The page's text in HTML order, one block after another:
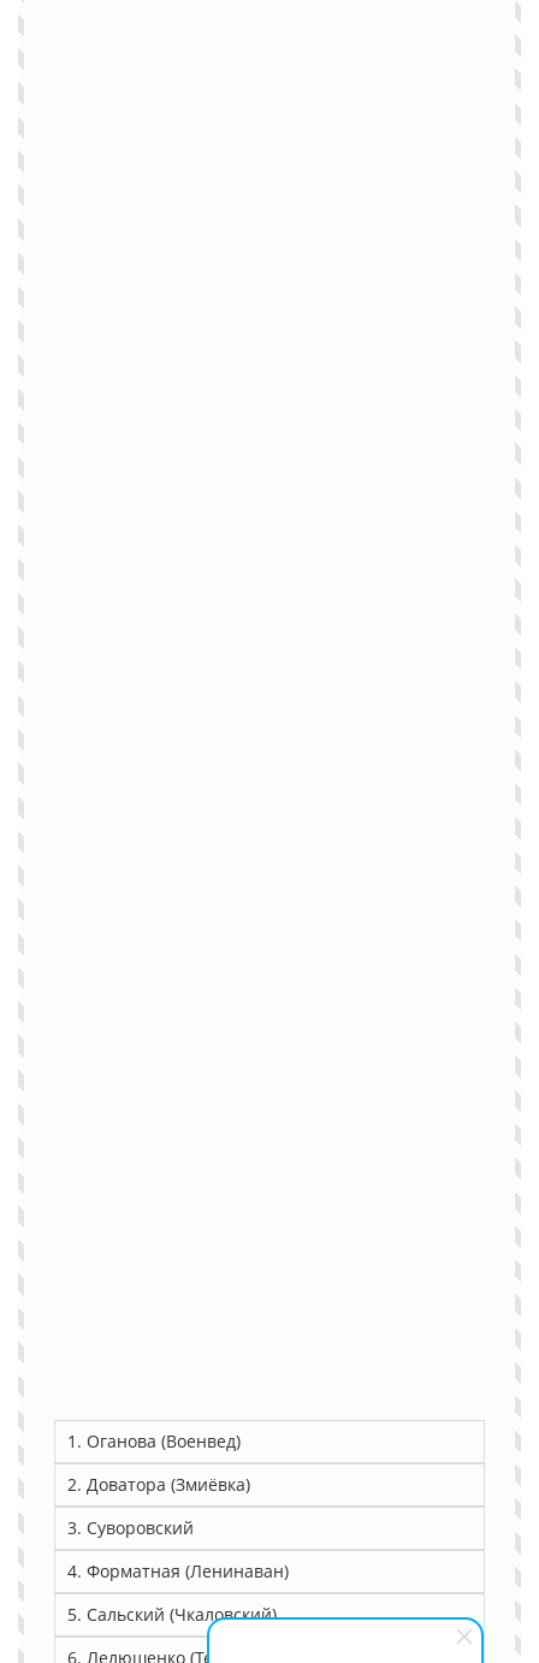
1. Оганова (Военвед)
2. Доватора (Змиёвка)
3. Суворовский
4. Форматная (Ленинаван)
5. Сальский (Чкаловский)
6. Лелюшенко (Темерник)